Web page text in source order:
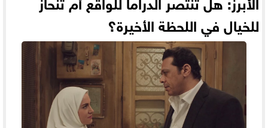
للخيال في اللحظة الأخيرة؟